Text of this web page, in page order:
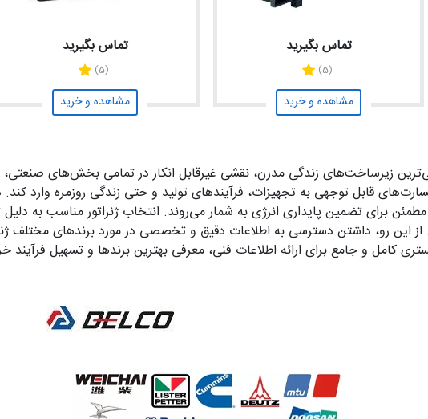
تماس بگیرید
(5)
مشاهده و خرید
تماس بگیرید
(5)
مشاهده و خرید
زیرساخت‌های زندگی مدرن، نقشی غیرقابل انکار در تمامی بخش‌های
قابل توجهی به تجهیزات، فرآیندهای تولید و حتی زندگی روزمره وارد کند.
برای تضمین پایداری انرژی به شمار می‌روند. انتخاب ژنراتور مناسب به
از این رو، داشتن دسترسی به اطلاعات دقیق و تخصصی در مورد برندهای مختلف
کامل و جامع برای ارائه اطلاعات فنی، معرفی بهترین برندها و تسهیل فرآیند